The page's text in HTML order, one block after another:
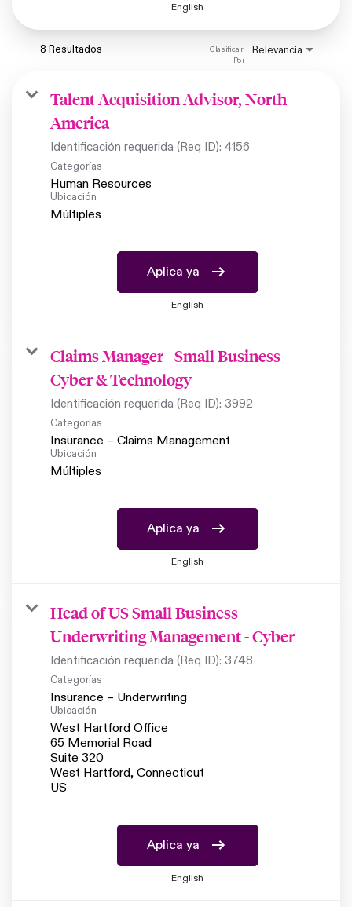
English
8 Resultados Relevancia
Clasificar
Por
Talent Acquisition Advisor, North
America
Identificación requerida (Req ID): 4156
Categorías
Human Resources
Ubicación
Múltiples
Aplica ya
English
Claims Manager - Small Business
Cyber & Technology
Identificación requerida (Req ID): 3992
Categorías
Insurance – Claims Management
Ubicación
Múltiples
Aplica ya
English
Head of US Small Business
Underwriting Management - Cyber
Identificación requerida (Req ID): 3748
Categorías
Insurance – Underwriting
Ubicación
West Hartford Office
65 Memorial Road
Suite 320
West Hartford, Connecticut
Aplica ya
English